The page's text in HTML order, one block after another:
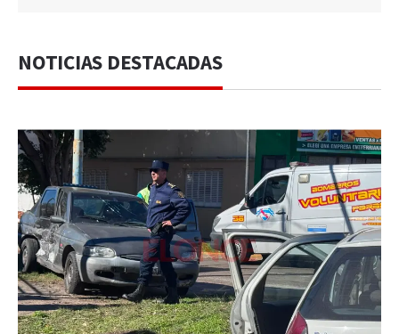
NOTICIAS DESTACADAS